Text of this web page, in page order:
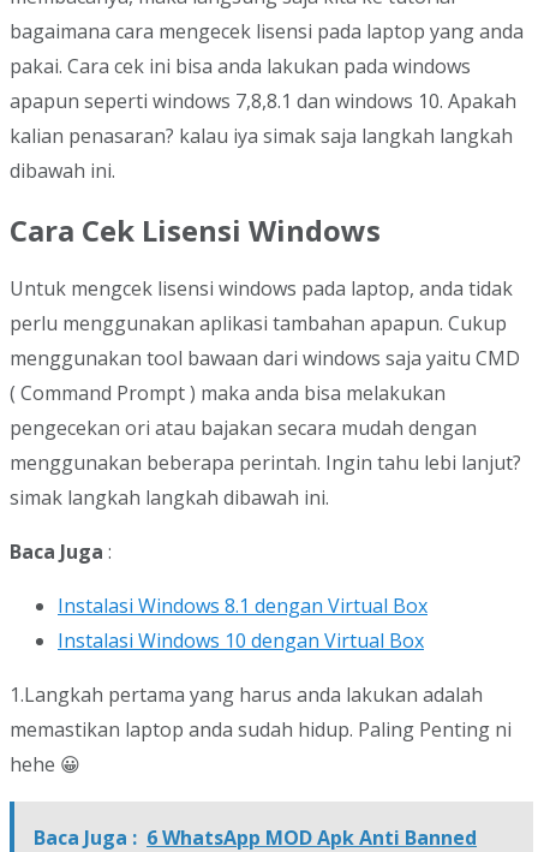
bagaimana cara mengecek lisensi pada laptop yang anda
pakai. Cara cek ini bisa anda lakukan pada windows
apapun seperti windows 7,8,8.1 dan windows 10. Apakah
kalian penasaran? kalau iya simak saja langkah langkah
dibawah ini.
Cara Cek Lisensi Windows
Untuk mengcek lisensi windows pada laptop, anda tidak
perlu menggunakan aplikasi tambahan apapun. Cukup
menggunakan tool bawaan dari windows saja yaitu CMD
( Command Prompt ) maka anda bisa melakukan
pengecekan ori atau bajakan secara mudah dengan
menggunakan beberapa perintah. Ingin tahu lebi lanjut?
simak langkah langkah dibawah ini.
Baca Juga :
Instalasi Windows 8.1 dengan Virtual Box
Instalasi Windows 10 dengan Virtual Box
1.Langkah pertama yang harus anda lakukan adalah
memastikan laptop anda sudah hidup. Paling Penting ni
hehe 😀
Baca Juga : 6 WhatsApp MOD Apk Anti Banned